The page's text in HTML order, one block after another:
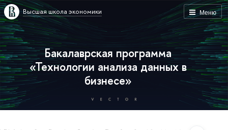
Меню
Высшая школа экономики
Бакалаврская программа
«Технологии анализа данных в
бизнесе»